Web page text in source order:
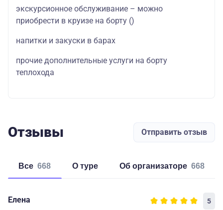
экскурсионное обслуживание – можно
приобрести в круизе на борту ()
напитки и закуски в барах
прочие дополнительные услуги на борту
теплохода
Отзывы Отправить отзыв
Все 668 о туре об организаторе 668
Елена 5